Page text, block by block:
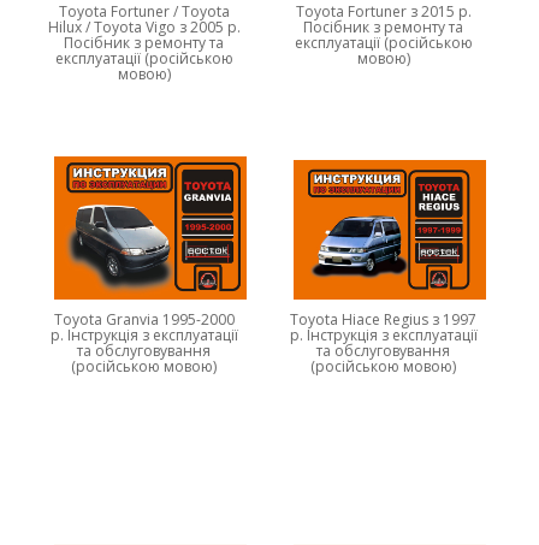
Toyota Fortuner / Toyota
Hilux / Toyota Vigo з 2005 р.
Посібник з ремонту та
експлуатації (російською
мовою)
Toyota Fortuner з 2015 р.
Посібник з ремонту та
експлуатації (російською
мовою)
Toyota Granvia 1995-2000
р. Інструкція з експлуатації
та обслуговування
(російською мовою)
Toyota Hiace Regius з 1997
р. Інструкція з експлуатації
та обслуговування
(російською мовою)